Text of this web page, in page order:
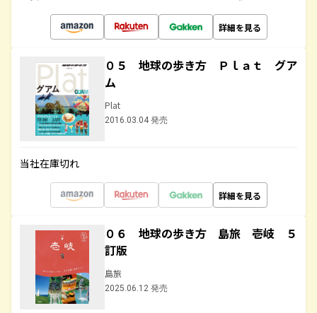
詳細を見る
０５ 地球の歩き方 Ｐｌａｔ グア
ム
Plat
2016.03.04 発売
当社在庫切れ
詳細を見る
０６ 地球の歩き方 島旅 壱岐 ５
訂版
島旅
2025.06.12 発売